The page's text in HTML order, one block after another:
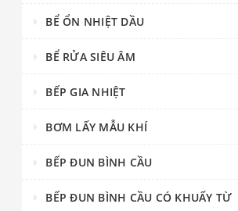
BỂ ỔN NHIỆT DẦU
BỂ RỬA SIÊU ÂM
BẾP GIA NHIỆT
BƠM LẤY MẪU KHÍ
BẾP ĐUN BÌNH CẦU
BẾP ĐUN BÌNH CẦU CÓ KHUẤY TỪ